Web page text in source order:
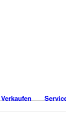
Verkaufen